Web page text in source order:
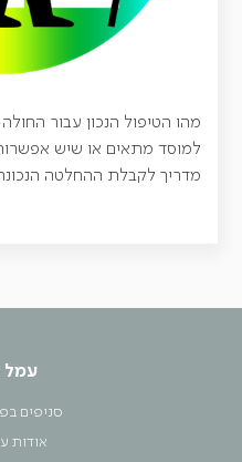
מהו הטיפול הנכון עבור
למוסד מתאים או שיש
מדריך לקבלת ההחלטה
עמל
סניפים
אודות